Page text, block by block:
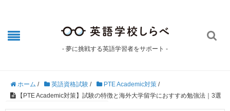
- 夢に挑戦する英語学習者をサポート -

ホーム / 英語資格試験 / PTE Academic対策 /
【PTE Academic対策】試験の特徴と海外大学留学におすすめ勉強法｜3選